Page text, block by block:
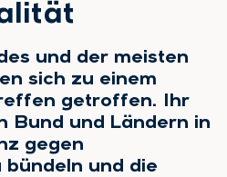
und der meisten
sich zu einem
getroffen. Ihr
Bund und Ländern in
gegen
und die